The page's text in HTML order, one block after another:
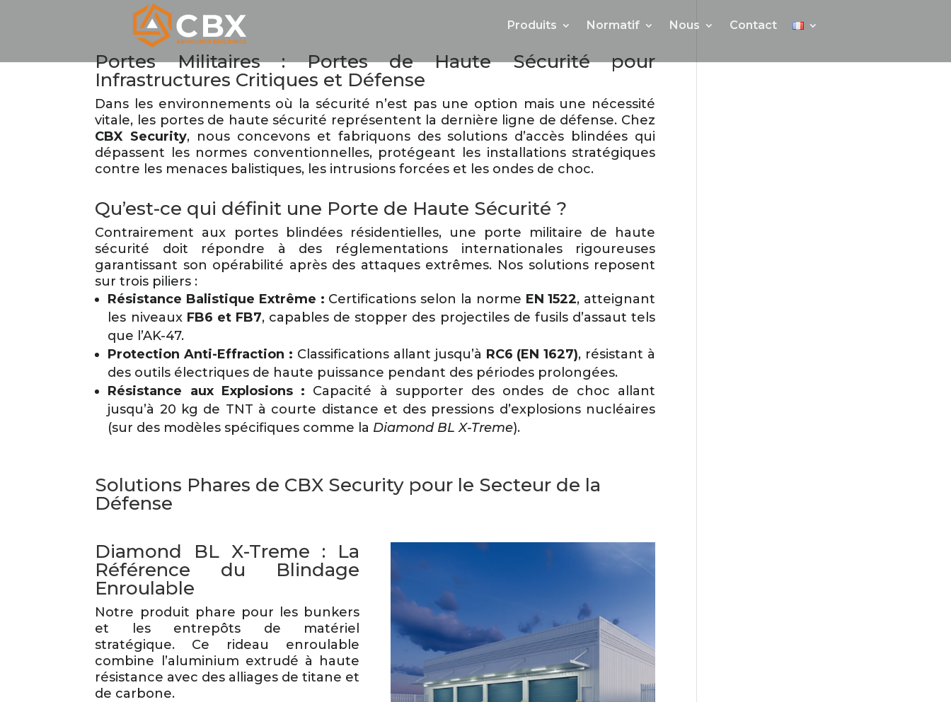
Produits Normatif Nous Contact
Portes Militaires : Portes de Haute Sécurité pour
Infrastructures Critiques et Défense
Dans les environnements où la sécurité n’est pas une option mais une nécessité
vitale, les portes de haute sécurité représentent la dernière ligne de défense. Chez
CBX Security, nous concevons et fabriquons des solutions d’accès blindées qui
dépassent les normes conventionnelles, protégeant les installations stratégiques
contre les menaces balistiques, les intrusions forcées et les ondes de choc.
Qu’est-ce qui définit une Porte de Haute Sécurité ?
Contrairement aux portes blindées résidentielles, une porte militaire de haute
sécurité doit répondre à des réglementations internationales rigoureuses
garantissant son opérabilité après des attaques extrêmes. Nos solutions reposent
sur trois piliers :
Résistance Balistique Extrême : Certifications selon la norme EN 1522, atteignant
les niveaux FB6 et FB7, capables de stopper des projectiles de fusils d’assaut tels
que l’AK-47.
Protection Anti-Effraction : Classifications allant jusqu’à RC6 (EN 1627), résistant à
des outils électriques de haute puissance pendant des périodes prolongées.
Résistance aux Explosions : Capacité à supporter des ondes de choc allant
jusqu’à 20 kg de TNT à courte distance et des pressions d’explosions nucléaires
(sur des modèles spécifiques comme la Diamond BL X-Treme).
Solutions Phares de CBX Security pour le Secteur de la
Défense
Diamond BL X-Treme : La
Référence du Blindage
Enroulable
Notre produit phare pour les bunkers
et les entrepôts de matériel
stratégique. Ce rideau enroulable
combine l’aluminium extrudé à haute
résistance avec des alliages de titane et
de carbone.